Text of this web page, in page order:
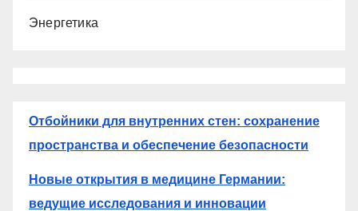
Энергетика
Отбойники для внутренних стен: сохранение
пространства и обеспечение безопасности
Новые открытия в медицине Германии:
ведущие исследования и инновации